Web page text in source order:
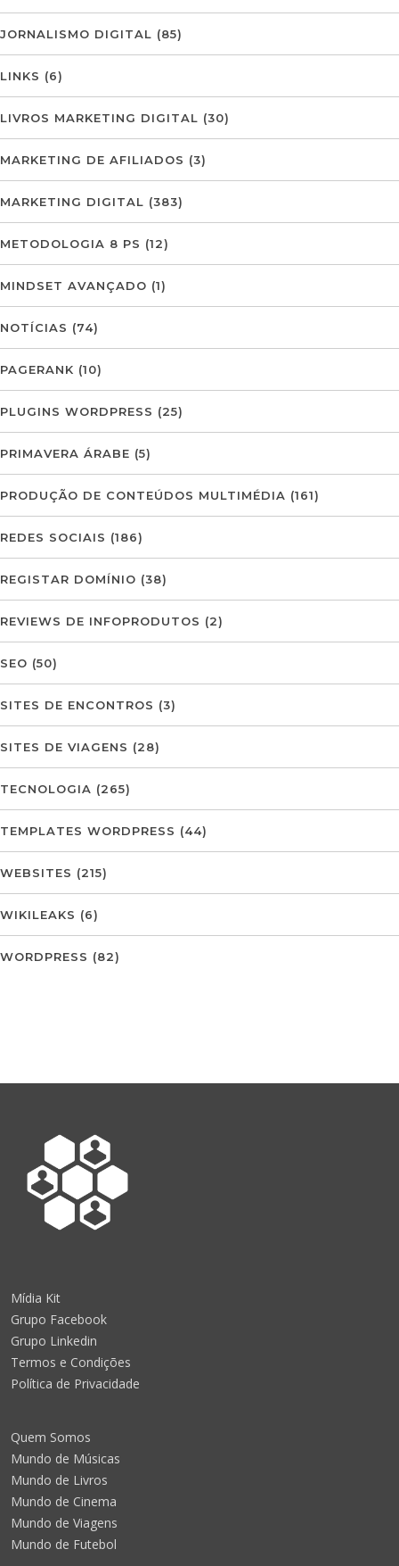
JORNALISMO DIGITAL (85)
LINKS (6)
LIVROS MARKETING DIGITAL (30)
MARKETING DE AFILIADOS (3)
MARKETING DIGITAL (383)
METODOLOGIA 8 PS (12)
MINDSET AVANÇADO (1)
NOTÍCIAS (74)
PAGERANK (10)
PLUGINS WORDPRESS (25)
PRIMAVERA ÁRABE (5)
PRODUÇÃO DE CONTEÚDOS MULTIMÉDIA (161)
REDES SOCIAIS (186)
REGISTAR DOMÍNIO (38)
REVIEWS DE INFOPRODUTOS (2)
SEO (50)
SITES DE ENCONTROS (3)
SITES DE VIAGENS (28)
TECNOLOGIA (265)
TEMPLATES WORDPRESS (44)
WEBSITES (215)
WIKILEAKS (6)
WORDPRESS (82)
Mídia Kit
Grupo Facebook
Grupo Linkedin
Termos e Condições
Política de Privacidade
Quem Somos
Mundo de Músicas
Mundo de Livros
Mundo de Cinema
Mundo de Viagens
Mundo de Futebol